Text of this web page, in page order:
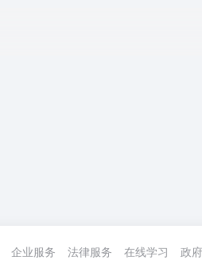
企业服务 法律服务 在线学习 政